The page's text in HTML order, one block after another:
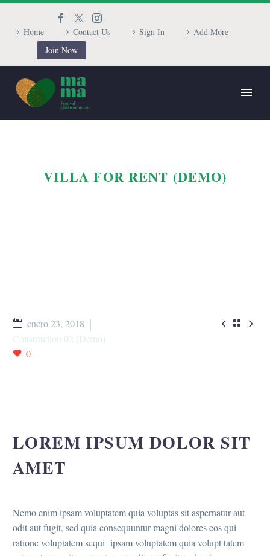
Home Contact Us Sign In
Add More
Join Now
VILLA FOR RENT (DEMO)
  
enero 23, 2018
Construction 02 (Demo)
0
LOREM IPSUM DOLOR SIT
AMET
Nemo enim ipsam voluptatem quia voluptas sit aspernatur aut
odit aut fugit, sed quia consequuntur magni dolores eos qui
ratione voluptatem sequi ipsam voluptatem quia volupt tatem